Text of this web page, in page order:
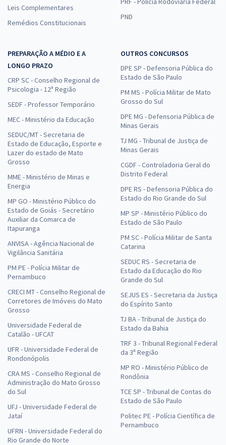
Leis Complementares
Remédios Constitucionais
PND
PREPARAÇÃO A MÉDIO E A
LONGO PRAZO
CRP SC - Conselho Regional de
Psicologia - 12ª Região
SEDF - Professor Temporário
MEC - Ministério da Educação
SEDUC/MT - Secretaria de
Estado de Educação, Esporte e
Lazer do estado de Mato
Grosso
MME - Ministério de Minas e
Energia
MP GO - Ministério Público do
Estado de Goiás - Secretário
Auxiliar da Comarca de
Itapuranga
ANVISA - Agência Nacional de
Vigilância Sanitária
PM PE - Polícia Militar de
Pernambuco
CRECI MT - Conselho Regional de
Corretores de Imóveis do Mato
Grosso
Universidade Federal de
Catalão - UFCAT
UFR - Universidade Federal de
Rondonópolis
CRA MS - Conselho Regional de
Administração do Mato Grosso
do Sul
UFJ - Universidade Federal de
Jataí
UFRN - Universidade Federal do
Rio Grande do Norte
OUTROS CONCURSOS
DPE SP - Defensoria Pública do
Estado de São Paulo
PM MS - Polícia Militar de Mato
Grosso do Sul
DPE MG - Defensoria Pública de
Minas Gerais
TJ MG - Tribunal de Justiça de
Minas Gerais
CGDF - Controladoria Geral do
Distrito Federal
DPE RS - Defensoria Pública do
Estado do Rio Grande do Sul
MP SP - Ministério Público do
Estado de São Paulo
PM SC - Polícia Militar de Santa
Catarina
SEDUC RS - Secretaria de
Estado da Educação do Rio
Grande do Sul
SEJUS ES - Secretaria da Justiça
do Espírito Santo
TJ BA - Tribunal de Justiça do
Estado da Bahia
TRF 3 - Tribunal Regional Federal
da 3ª Região
MP RO - Ministério Público de
Rondônia
TCE SP - Tribunal de Contas do
Estado de São Paulo
Politec PE - Polícia Científica de
Pernambuco